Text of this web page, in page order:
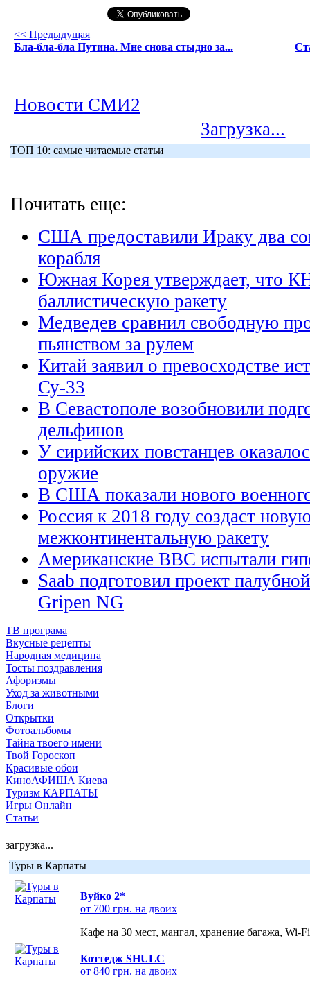
<< Предыдущая
Бла-бла-бла Путина. Мне снова стыдно за...
Новости СМИ2
Загрузка...
ТОП 10: самые читаемые статьи
Почитать еще:
США предоставили Ираку два
корабля
Южная Корея утверждает, что
баллистическую ракету
Медведев сравнил свободную
пьянством за рулем
Китай заявил о превосходстве
Су-33
В Севастополе возобновили
дельфинов
У сирийских повстанцев
оружие
В США показали нового
Россия к 2018 году создаст
межконтинентальную ракету
Американские ВВС испытали
Saab подготовил проект
Gripen NG
ТВ програма
Вкусные рецепты
Народная медицина
Тосты поздравления
Афоризмы
Уход за животными
Блоги
Открытки
Фотоальбомы
Тайна твоего имени
Твой Гороскоп
Красивые обои
КиноАФИША Киева
Туризм КАРПАТЫ
Игры Онлайн
Статьи
загрузка...
Туры в Карпаты
Вуйко 2*
от 700 грн. на двоих
Кафе на 30 мест, мангал, хранение багажа, Wi-
Коттедж SHULC
от 840 грн. на двоих